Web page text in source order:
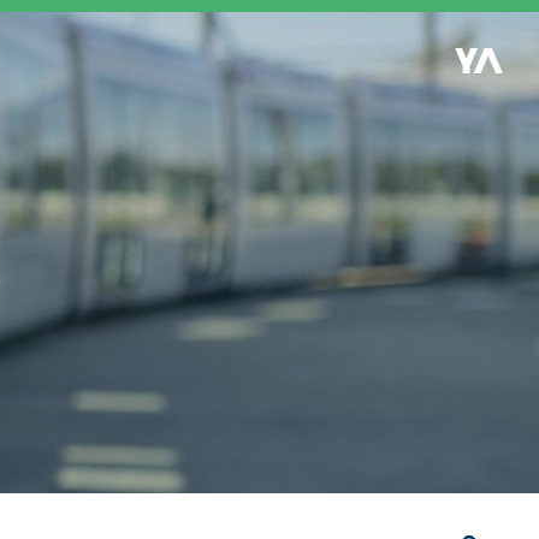
Retour à l'accueil